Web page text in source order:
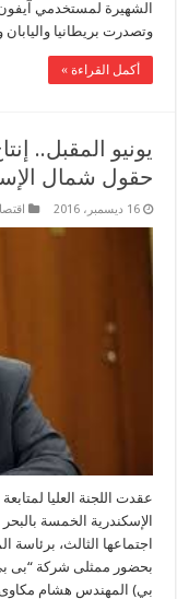
وتصدرت بريطانيا واليابان
أكمل القراءة »
حقول شمال
16 ديسمبر، 2016
عقدت اللجنة العليا
الإسكندرية الخمسة
اجتماعها الثالث، برئاسة
بحضور ممثلى شركة “بى
بي) المهندس هشام مكاوى